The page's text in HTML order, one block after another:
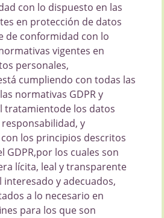
con lo dispuesto en las
en protección de datos
de conformidad con lo
vigentes en
personales,
está cumpliendo con todas las
normativas GDPR y
tratamientode los datos
y
los principios descritos
GDPR,por los cuales son
lícita, leal y transparente
interesado y adecuados,
a lo necesario en
para los que son